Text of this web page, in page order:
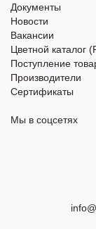
Документы
Новости
Вакансии
Цветной каталог
Поступление
Производители
Сертификаты
Мы в соцсетях